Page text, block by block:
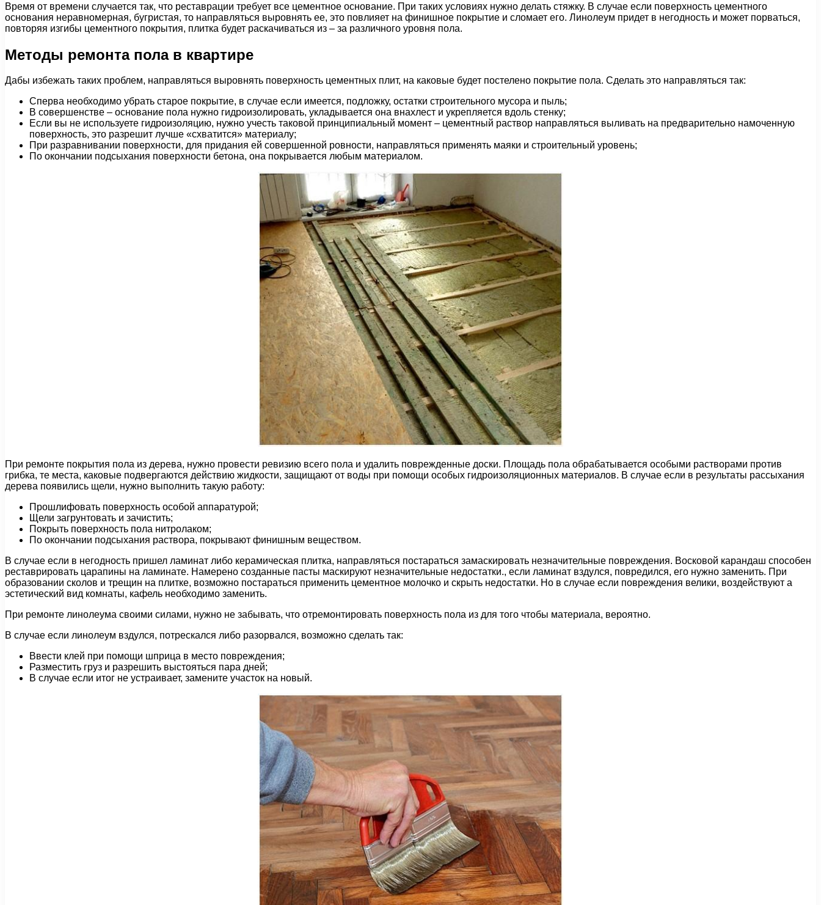
Время от времени случается так, что реставрации требует все цементное основание. При таких условиях нужно делать стяжку. В случае если поверхность цементного
основания неравномерная, бугристая, то направляться выровнять ее, это повлияет на финишное покрытие и сломает его. Линолеум придет в негодность и может порваться,
повторяя изгибы цементного покрытия, плитка будет раскачиваться из – за различного уровня пола.
Методы ремонта пола в квартире
Дабы избежать таких проблем, направляться выровнять поверхность цементных плит, на каковые будет постелено покрытие пола. Сделать это направляться так:
Сперва необходимо убрать старое покрытие, в случае если имеется, подложку, остатки строительного мусора и пыль;
В совершенстве – основание пола нужно гидроизолировать, укладывается она внахлест и укрепляется вдоль стенку;
Если вы не используете гидроизоляцию, нужно учесть таковой принципиальный момент – цементный раствор направляться выливать на предварительно намоченную
поверхность, это разрешит лучше «схватится» материалу;
При разравнивании поверхности, для придания ей совершенной ровности, направляться применять маяки и строительный уровень;
По окончании подсыхания поверхности бетона, она покрывается любым материалом.
При ремонте покрытия пола из дерева, нужно провести ревизию всего пола и удалить поврежденные доски. Площадь пола обрабатывается особыми растворами против
грибка, те места, каковые подвергаются действию жидкости, защищают от воды при помощи особых гидроизоляционных материалов. В случае если в результаты рассыхания
дерева появились щели, нужно выполнить такую работу:
Прошлифовать поверхность особой аппаратурой;
Щели загрунтовать и зачистить;
Покрыть поверхность пола нитролаком;
По окончании подсыхания раствора, покрывают финишным веществом.
В случае если в негодность пришел ламинат либо керамическая плитка, направляться постараться замаскировать незначительные повреждения. Восковой карандаш способен
реставрировать царапины на ламинате. Намерено созданные пасты маскируют незначительные недостатки., если ламинат вздулся, повредился, его нужно заменить. При
образовании сколов и трещин на плитке, возможно постараться применить цементное молочко и скрыть недостатки. Но в случае если повреждения велики, воздействуют а
эстетический вид комнаты, кафель необходимо заменить.
При ремонте линолеума своими силами, нужно не забывать, что отремонтировать поверхность пола из для того чтобы материала, вероятно.
В случае если линолеум вздулся, потрескался либо разорвался, возможно сделать так:
Ввести клей при помощи шприца в место повреждения;
Разместить груз и разрешить выстояться пара дней;
В случае если итог не устраивает, замените участок на новый.